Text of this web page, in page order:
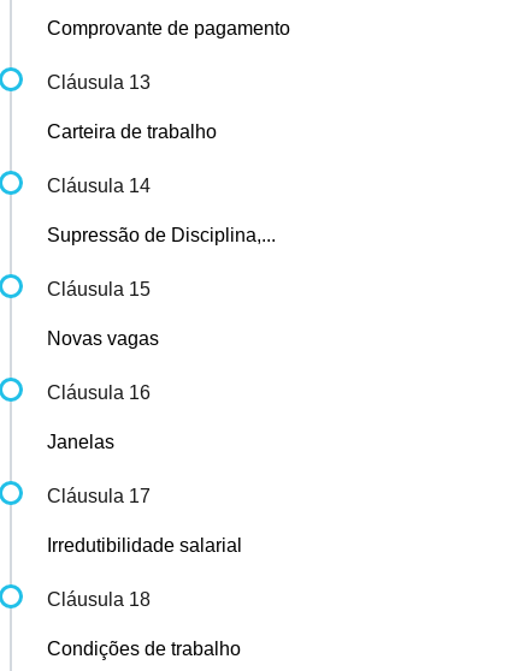
Comprovante de pagamento
Cláusula 13
Carteira de trabalho
Cláusula 14
Supressão de Disciplina,...
Cláusula 15
Novas vagas
Cláusula 16
Janelas
Cláusula 17
Irredutibilidade salarial
Cláusula 18
Condições de trabalho